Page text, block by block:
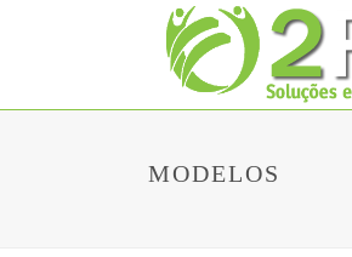
MODELOS